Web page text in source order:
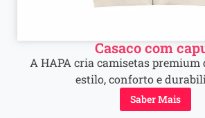
Casaco com
A HAPA cria camisetas premium
estilo, conforto e
Saber Mais